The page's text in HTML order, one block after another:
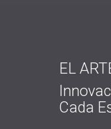
EL
Cada